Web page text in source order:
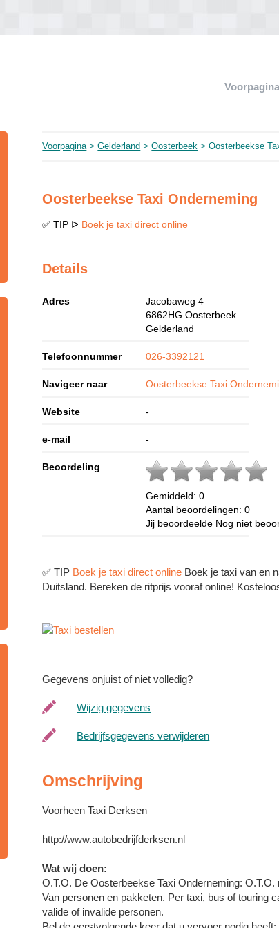
Voorpagina
Voorpagina>Gelderland >Oosterbeek > Oosterbeekse
Oosterbeekse Taxi Onderneming
✅ TIP ᐅ Boek je taxi direct online
Details
Adres
Jacobaweg 4
6862HG Oosterbeek
Gelderland
Telefoonnummer 026-3392121
Navigeer naar Oosterbeekse Taxi
Website -
e-mail -
Beoordeling
Gemiddeld:0
Aantal beoordelingen:0
Jij beoordeelde Nog niet
✅ TIP Boek je taxi direct online Boek je taxi van en
Duitsland. Bereken de ritprijs vooraf online!
Gegevens onjuist of niet volledig?
Wijzig gegevens
Bedrijfsgegevens verwijderen
Omschrijving
Voorheen Taxi Derksen
http://www.autobedrijfderksen.nl
Wat wij doen:
O.T.O. De Oosterbeekse Taxi Onderneming:
Van personen en pakketen. Per taxi, bus of touring
valide of invalide personen.